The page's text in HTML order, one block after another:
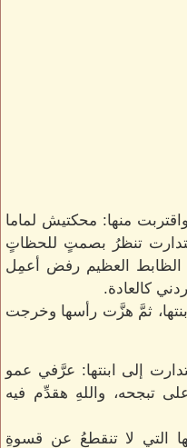
منها: محكتيش لماما
تنظرُ بصمتٍ للحظاتٍ
الظابط العظيم رفض أعمِل
كالعادة.
ثمَّ هزَّت رأسها وخرجت
إلى ابنتها: عرَّفي عمو
واللهِ هقدِّم فيه
التي لا تنقطعُ عن قسوةِ